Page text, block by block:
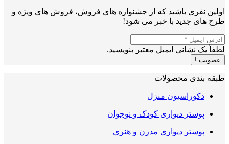
اولین نفری باشید که از جشنواره های فروش، فروش های ویژه و
طرح های جدید با خبر می شود!
لطفاً یک نشانی ایمیل معتبر بنویسید.
عضویت !
طبقه بندی محصولات
دکوراسیون منزل
پوستر دیواری کودک و نوجوان
پوستر دیواری مدرن و هنری